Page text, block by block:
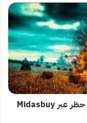
شحن شدات ببجي 2025 بأمان ودون حظر عبر Midasbuy